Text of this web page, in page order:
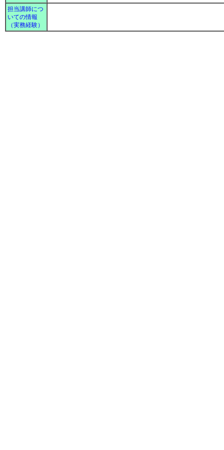
担当講師につ
いての情報
（実務経験）